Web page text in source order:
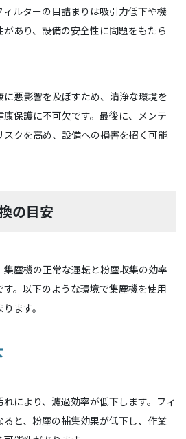
ルターの目詰まりは吸引力低下や機
あり、設備の安全性に問題をもたら
悪影響を及ぼすため、清浄な環境を
保護に不可欠です。最後に、メンテ
クを高め、設備への損害を招く可能
の目安
塵機の正常な運転と粉塵収集の効率
。以下のような環境で集塵機を使用
ます。
により、濾過効率が低下します。フィ
と、粉塵の捕集効果が低下し、作業